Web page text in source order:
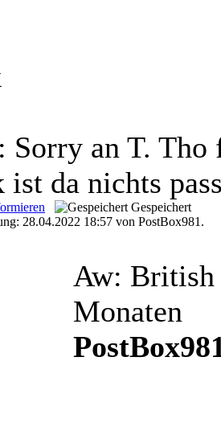
Sorry an T. Tho
ist da nichts
Gespeichert
28.04.2022 18:57 von PostBox981.
Aw: British
Monaten